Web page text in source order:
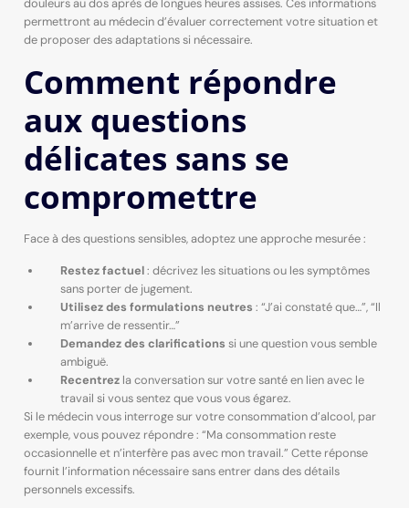
douleurs au dos après de longues heures assises. Ces informations
permettront au médecin d’évaluer correctement votre situation et
de proposer des adaptations si nécessaire.
Comment répondre
aux questions
délicates sans se
compromettre
Face à des questions sensibles, adoptez une approche mesurée :
Restez factuel: décrivez les situations ou les symptômes
sans porter de jugement.
Utilisez des formulations neutres : “J’ai constaté que…”, “Il
m’arrive de ressentir…”
Demandez des clarifications si une question vous semble
ambiguë.
Recentrezla conversation sur votre santé en lien avec le
travail si vous sentez que vous vous égarez.
Si le médecin vous interroge sur votre consommation d’alcool, par
exemple, vous pouvez répondre : “Ma consommation reste
occasionnelle et n’interfère pas avec mon travail.” Cette réponse
fournit l’information nécessaire sans entrer dans des détails
personnels excessifs.